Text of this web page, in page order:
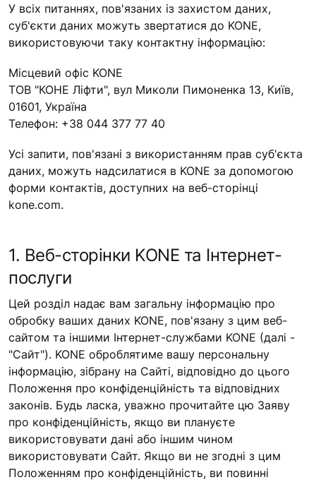
У всіх питаннях, пов'язаних із захистом даних,
суб'єкти даних можуть звертатися до KONE,
використовуючи таку контактну інформацію:
Місцевий офіс KONE
ТОВ "КОНЕ Ліфти", вул Миколи Пимоненка 13, Київ,
01601, Україна
Телефон: +38 044 377 77 40
Усі запити, пов'язані з використанням прав суб'єкта
даних, можуть надсилатися в KONE за допомогою
форми контактів, доступних на веб-сторінці
kone.com.
1. Веб-сторінки KONE та Інтернет-
послуги
Цей розділ надає вам загальну інформацію про
обробку ваших даних KONE, пов'язану з цим веб-
сайтом та іншими Інтернет-службами KONE (далі -
"Сайт"). KONE оброблятиме вашу персональну
інформацію, зібрану на Сайті, відповідно до цього
Положення про конфіденційність та відповідних
законів. Будь ласка, уважно прочитайте цю Заяву
про конфіденційність, якщо ви плануєте
використовувати дані або іншим чином
використовувати Сайт. Якщо ви не згодні з цим
Положенням про конфіденційність, ви повинні